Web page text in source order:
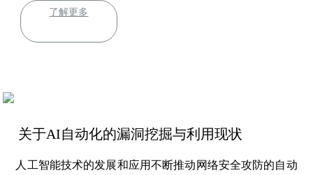
了解更多
关于AI自动化的漏洞挖掘与利用现状
人工智能技术的发展和应用不断推动网络安全攻防的自动